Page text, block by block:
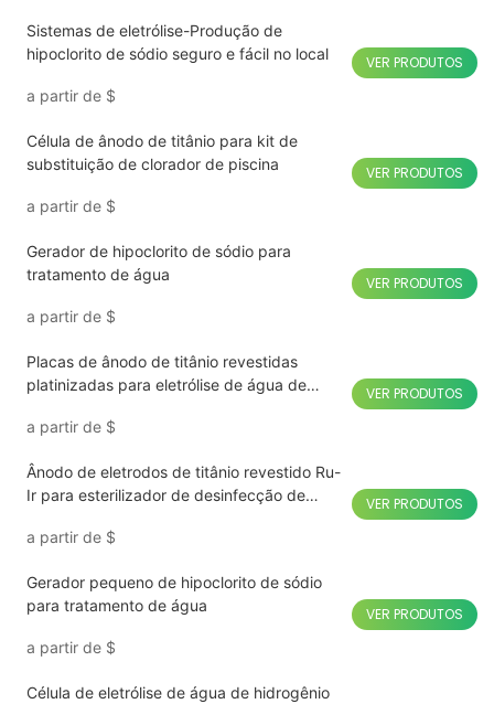
Sistemas de eletrólise-Produção de
hipoclorito de sódio seguro e fácil no local
a partir de $
VER PRODUTOS
Célula de ânodo de titânio para kit de
substituição de clorador de piscina
a partir de $
VER PRODUTOS
Gerador de hipoclorito de sódio para
tratamento de água
a partir de $
VER PRODUTOS
Placas de ânodo de titânio revestidas
platinizadas para eletrólise de água de
a partir de $
VER PRODUTOS
Ânodo de eletrodos de titânio revestido Ru-
Ir para esterilizador de desinfecção de
a partir de $
VER PRODUTOS
Gerador pequeno de hipoclorito de sódio
para tratamento de água
a partir de $
VER PRODUTOS
Célula de eletrólise de água de hidrogênio